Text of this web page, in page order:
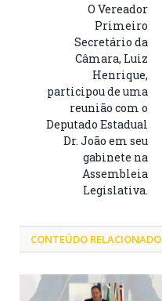
O Vereador
Primeiro
Secretário da
Câmara, Luiz
Henrique,
participou de uma
reunião com o
Deputado Estadual
Dr. João em seu
gabinete na
Assembleia
Legislativa.
CONTEÚDO RELACIONADO